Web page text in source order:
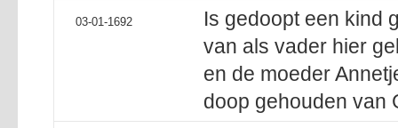
03-01-1692
Is gedoopt een kind
van als vader hier
en de moeder
doop gehouden van